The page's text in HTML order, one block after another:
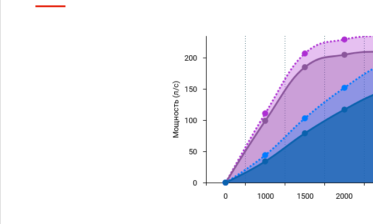
Мощность (л/с)
0 1000 1500 2000
0
50
100
150
200